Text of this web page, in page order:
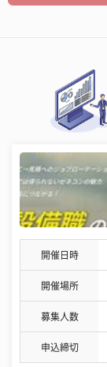
開催日時
開催場所
募集人数
申込締切